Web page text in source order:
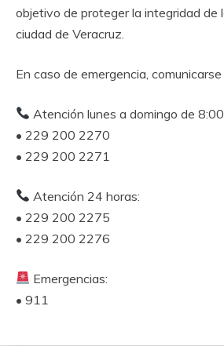
objetivo de proteger la integridad de
ciudad de Veracruz.
En caso de emergencia, comunicarse
Atención lunes a domingo de
• 229 200 2270
• 229 200 2271
Atención 24 horas:
• 229 200 2275
• 229 200 2276
Emergencias:
• 911